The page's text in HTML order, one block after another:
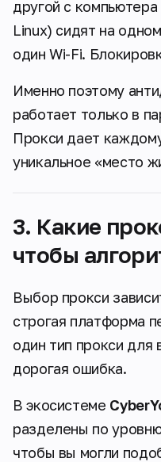
другой с
Linux) сидят на
один Wi-Fi.
Именно поэтому
работает только в
Прокси дает
уникальное «место
3. Какие
чтобы
Выбор прокси
строгая платформа
один тип прокси для
дорогая ошибка.
В экосистеме
разделены по
чтобы вы могли